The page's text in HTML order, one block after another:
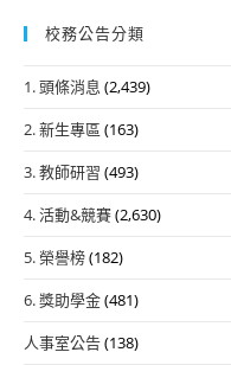
校務公告分類
1. 頭條消息 (2,439)
2. 新生專區 (163)
3. 教師研習 (493)
4. 活動&競賽(2,630)
5. 榮譽榜(182)
6. 獎助學金(481)
人事室公告(138)